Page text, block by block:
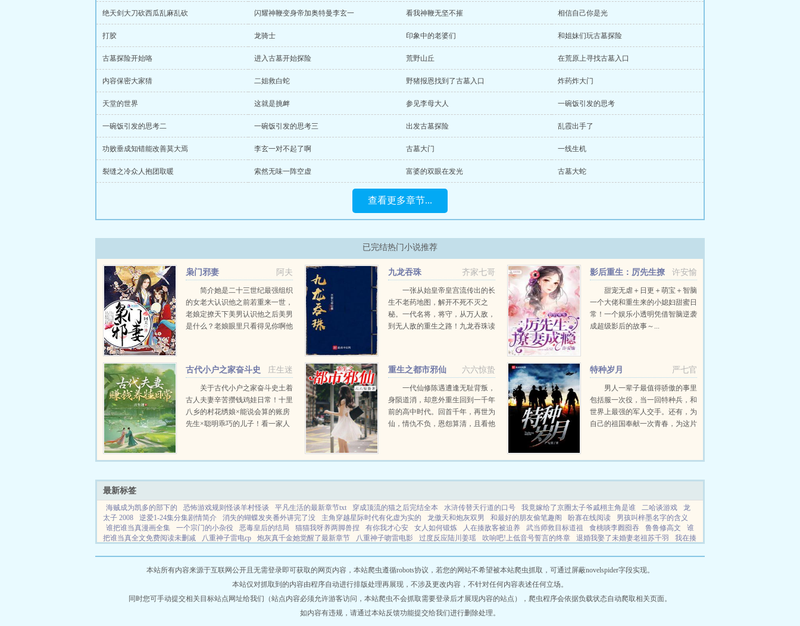
绝天剑大刀砍西瓜乱麻乱砍 闪耀神鞭变身帝加奥特曼李玄一 看我神鞭无坚不摧 相信自己你是光
打胶 龙骑士 印象中的老婆们 和姐妹们玩古墓探险
古墓探险开始咯 进入古墓开始探险 荒野山丘 在荒原上寻找古墓入口
内容保密大家猜 二姐救白蛇 野猪报恩找到了古墓入口 炸药炸大门
天堂的世界 这就是挑衅 参见李母大人 一碗饭引发的思考
一碗饭引发的思考二 一碗饭引发的思考三 出发古墓探险 乱霞出手了
功败垂成知错能改善莫大焉 李玄一对不起了啊 古墓大门 一线生机
裂缝之冷众人抱团取暖 索然无味一阵空虚 富婆的双眼在发光 古墓大蛇
查看更多章节...
已完结热门小说推荐
阿夫
枭门邪妻
简介她是二十三世纪最强组织
的女老大认识他之前若重来一世，
老娘定撩天下美男认识他之后美男
是什么？老娘眼里只看得见你啊他
看不顺眼精彩片断...
齐家七哥
九龙吞珠
一张从始皇帝皇宫流传出的长
生不老药地图，解开不死不灭之
秘。一代名将，将守，从万人敌，
到无人敌的重生之路！九龙吞珠读
许安愉
影后重生：厉先生撩
妻成瘾甜宠无虐＋日更＋萌宝＋智脑
一个大佬和重生来的小媳妇甜蜜日
常！一个娱乐小透明凭借智脑逆袭
成超级影后的故事～...
庄生迷
古代小户之家奋斗史
关于古代小户之家奋斗史土着
古人夫妻辛苦攒钱鸡娃日常！十里
八乡的村花绣娘×能说会算的账房
先生×聪明乖巧的儿子！看一家人
怀玉，在有了下一代后，开始努力
六六惊蛰
重生之都市邪仙
一代仙修陈遇遭逢无耻背叛，
身陨道消，却意外重生回到一千年
前的高中时代。回首千年，再世为
仙，情仇不负，恩怨算清，且看他
愁，多少美好不放手，多少恩怨不
严七官
特种岁月
男人一辈子最值得骄傲的事里
包括服一次役，当一回特种兵，和
世界上最强的军人交手。还有，为
自己的祖国奉献一次青春，为这片
为国家奉献过青春，流过血洒过汗
最新标签
海贼成为凯多的部下的 恐怖游戏规则怪谈羊村怪谈 平凡生活的最新章节txt 穿成顶流的猫之后完结全本 水浒传替天行道的口号 我竟嫁给了京圈太子爷戚栩主角是谁 二哈谈游戏
龙
太子 2008
逆爱1-24集分集剧情简介 消失的蝴蝶发夹番外讲完了没 主角穿越星际时代有化虚为实的 龙傲天和炮灰双男 和最好的朋友偷笔趣阁 盼寡在线阅读
男孩叫梓墨名字的含义
谁把谁当真漫画全集
一个宗门的小杂役 恶毒皇后的结局 猫猫我呀养两脚兽捏 有你我才心安 女人如何锻炼 人在揍敌客被迫养 武当师救目标道祖 食桃啖李囫囵吞 鲁鲁修高文
谁
把谁当真全文免费阅读未删减
八重神子雷电cp 炮灰真千金她觉醒了最新章节 八重神子吻雷电影 过度反应陆川姜瑶 吹响吧!上低音号誓言的终章 退婚我娶了未婚妻老祖苏千羽
我在揍
马婚后
深山娘全文内容 网王龙马恋爱 侧福晋能升为嫡福晋吗 美妻啥意思 星际兽世被大佬们强宠 棋魂亮光同人 破镜重圆 三个孩子 养崽世家子逆袭 钱夫人 武林外传
主角中玉枝
卡牌在手异能全有GB 八重神子与雷神图片 剑门的传说 揍敌客的年纪 儒道看世界经典名句是什么 除却乌云不是山全首诗叫啥名字 网王之龙马的漂亮社恐小女友
前女友悔疯了短剧全集 快穿炮灰女配要逆袭最新章节 人在揍敌客 世子爷养妻日常正版 世子养崽日常 网恋翻车现扬
世子养崽逆袭100集
沙雕动画规则怪谈羊村怪谈 林翠珠 娇花养成手札免费阅读全文 你的胡子我的围巾 TXT 新婚夜被鸽后我绑定了大司农免费阅 烽火神射免费阅读
双o互换人生中
陆家千金的青云路全文阅读 原来你们都想by青藤免费阅读全文 剑门夾 我的隐蔽XP系统by叫什么名字好呢
特种兵开局狂揍范天雷暴击十万倍 高达w 鲁路修 大女主修仙爽文完结文一口气看完
本站所有内容来源于互联网公开且无需登录即可获取的网页内容，本站爬虫遵循robots协议，若您的网站不希望被本站爬虫抓取，可通过屏蔽novelspider字段实现。
本站仅对抓取到的内容由程序自动进行排版处理再展现，不涉及更改内容，不针对任何内容表述任何立场。
同时您可手动提交相关目标站点网址给我们（站点内容必须允许游客访问，本站爬虫不会抓取需要登录后才展现内容的站点），爬虫程序会依据负载状态自动爬取相关页面。
如内容有违规，请通过本站反馈功能提交给我们进行删除处理。